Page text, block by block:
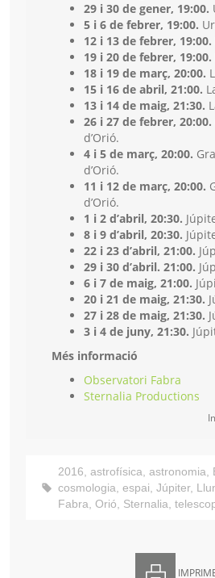
29 i 30 de gener, 19:00.
5 i 6 de febrer, 19:00.
12 i 13 de febrer, 19:00.
19 i 20 de febrer, 19:00.
18 i 19 de març, 20:00.
15 i 16 de abril, 21:00.
13 i 14 de maig, 21:30.
26 i 27 de febrer, 20:00.
d’Orió.
4 i 5 de març, 20:00.
d’Orió.
11 i 12 de març, 20:00.
d’Orió.
1 i 2 d’abril, 20:30.
8 i 9 d’abril, 20:30.
22 i 23 d’abril, 21:00.
29 i 30 d’abril. 21:00.
6 i 7 de maig, 21:00.
20 i 21 de maig, 21:30.
27 i 28 de maig, 21:30.
3 i 4 de juny, 21:30.
Més informació
Observatori Fabra
Sternalia Productions
2016, astrofísica, astronomia,
cosmologia, espai, Júpiter,
Fabra, Orió, Sternalia,